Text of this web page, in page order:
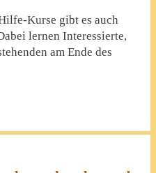
Kurse gibt es auch
lernen Interessierte,
am Ende des